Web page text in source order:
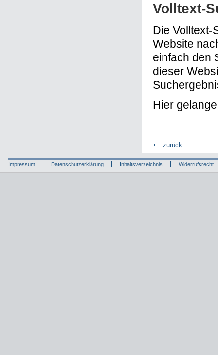
Volltext-
Die Volltext-
Website
einfach den
dieser
Hier
zurück
Impressum Datenschutzerklärung Inhaltsverzeichnis Widerrufsrecht